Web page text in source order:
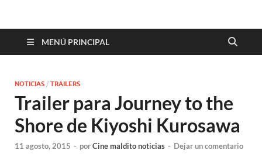
Cine maldito
MENÚ PRINCIPAL
NOTICIAS / TRAILERS
Trailer para Journey to the
Shore de Kiyoshi Kurosawa
11 agosto, 2015 - porCine maldito noticias - Dejar un comentario